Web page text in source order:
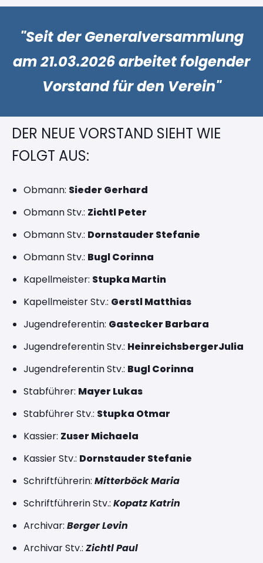
"Seit der Generalversammlung
am 21.03.2026 arbeitet folgender
Vorstand für den Verein"
DER NEUE VORSTAND SIEHT WIE
FOLGT AUS:
Obmann: Sieder Gerhard
Obmann Stv.: Zichtl Peter
Obmann Stv.: Dornstauder Stefanie
Obmann Stv.: Bugl Corinna
Kapellmeister: Stupka Martin
Kapellmeister Stv.: Gerstl Matthias
Jugendreferentin: Gastecker Barbara
Jugendreferentin Stv.: HeinreichsbergerJulia
Jugendreferentin Stv.: Bugl Corinna
Stabführer: Mayer Lukas
Stabführer Stv.: Stupka Otmar
Kassier: Zuser Michaela
Kassier Stv.: Dornstauder Stefanie
Schriftführerin: Mitterböck Maria
Schriftführerin Stv.: Kopatz Katrin
Archivar: Berger Levin
Archivar Stv.: Zichtl Paul